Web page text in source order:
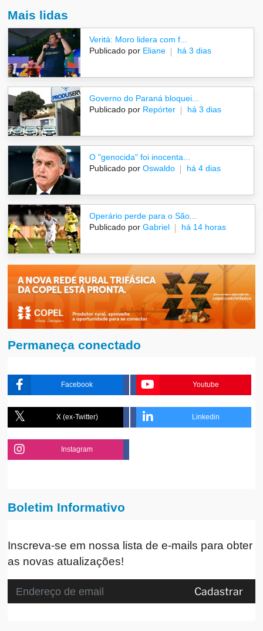
Mais lidas
Veritá: Moro lidera com f...
Publicado por Eliane há 3 dias
Governo do Paraná bloquei...
Publicado por Repórter há 3 dias
O "genocida" foi inocenta...
Publicado por Oswaldo há 4 dias
Operário perde para o São...
Publicado por Gabriel há 14 horas
Permaneça conectado
Facebook Youtube
X (ex-Twitter) Linkedin
Instagram
Boletim Informativo
Inscreva-se em nossa lista de e-mails para obter
as novas atualizações!
Cadastrar